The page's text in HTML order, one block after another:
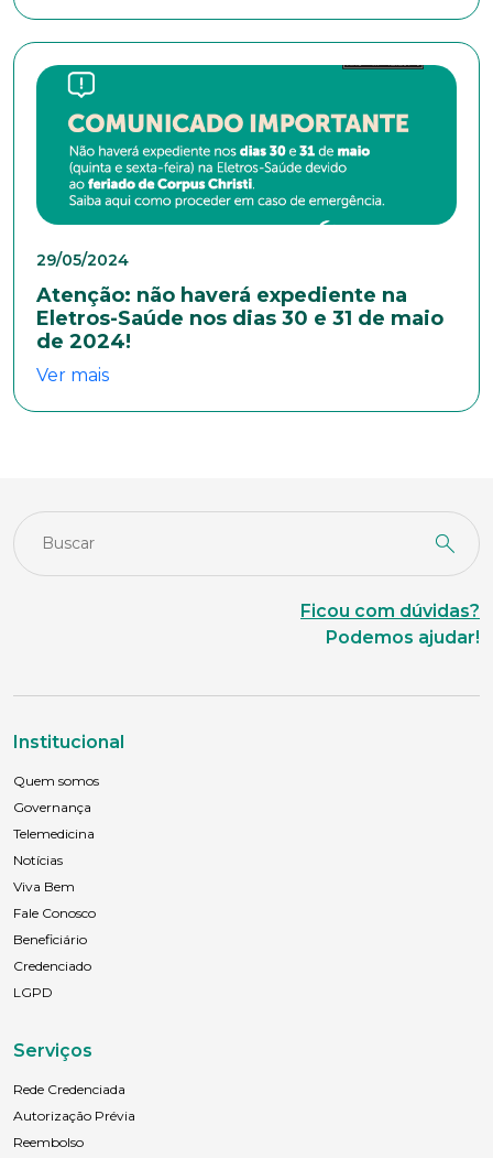
29/05/2024
Atenção: não haverá expediente na
Eletros-Saúde nos dias 30 e 31 de maio
de 2024!
Ver mais
Ficou com dúvidas?
Podemos ajudar!
Institucional
Quem somos
Governança
Telemedicina
Notícias
Viva Bem
Fale Conosco
Beneficiário
Credenciado
LGPD
Serviços
Rede Credenciada
Autorização Prévia
Reembolso